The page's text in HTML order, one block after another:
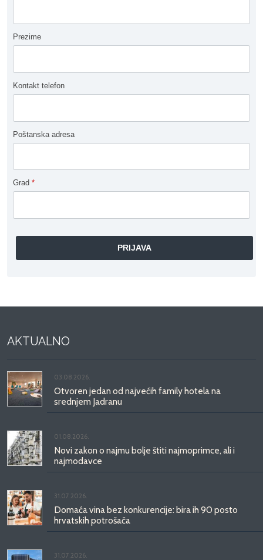
Prezime
Kontakt telefon
Poštanska adresa
Grad *
AKTUALNO
03.08.2026.
Otvoren jedan od najvećih family hotela na
srednjem Jadranu
01.08.2026.
Novi zakon o najmu bolje štiti najmoprimce, ali i
najmodavce
31.07.2026.
Domaća vina bez konkurencije: bira ih 90 posto
hrvatskih potrošača
31.07.2026.